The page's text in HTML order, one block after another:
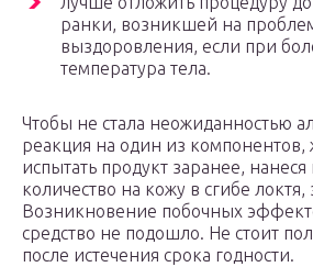
ранки, возникшей на
выздоровления, если при
температура тела.
Чтобы не стала неожиданностью
реакция на один из компонентов,
испытать продукт заранее,
количество на кожу в сгибе локтя,
Возникновение побочных
средство не подошло. Не стоит
после истечения срока годности.